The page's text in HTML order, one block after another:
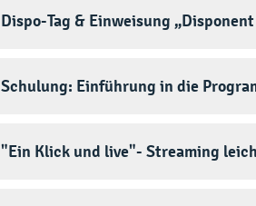
Dispo-Tag & Einweisung
Schulung: Einführung in die
"Ein Klick und live"- Streaming